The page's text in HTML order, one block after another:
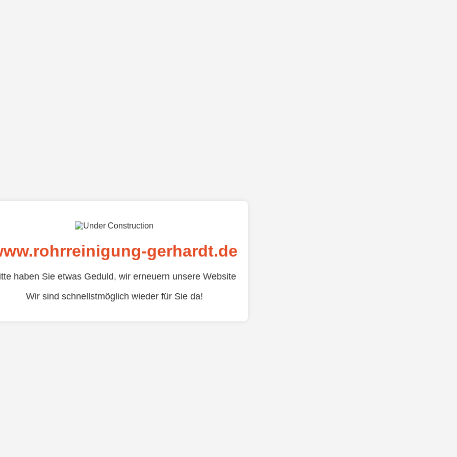
gerhardt.de
haben Sie etwas Geduld, wir erneuern unsere Website
Wir sind schnellstmöglich wieder für Sie da!